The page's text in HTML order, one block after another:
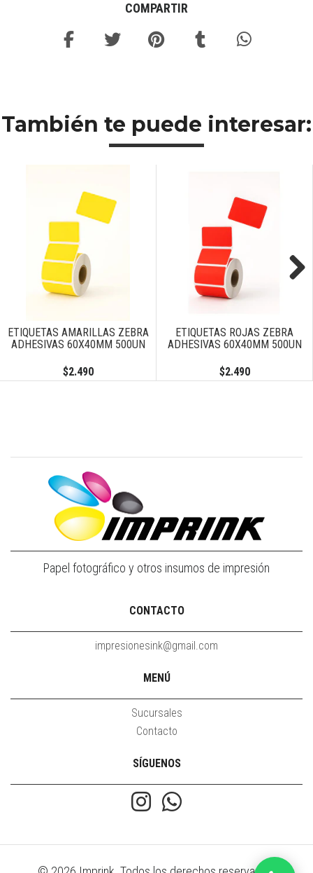
COMPARTIR
También te puede interesar:
ETIQUETAS AMARILLAS ZEBRA
ADHESIVAS 60X40MM 500UN
$2.490
ETIQUETAS ROJAS ZEBRA
ADHESIVAS 60X40MM 500UN
$2.490
Papel fotográfico y otros insumos de impresión
CONTACTO
impresionesink@gmail.com
MENÚ
Sucursales
Contacto
SÍGUENOS